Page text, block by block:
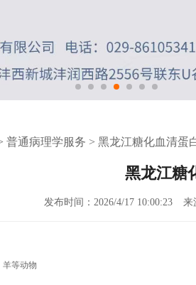
普通病理学服务 > 黑龙江糖化血清蛋
黑龙江糖
发布时间：2026/4/17 10:00:23 来
羊等动物